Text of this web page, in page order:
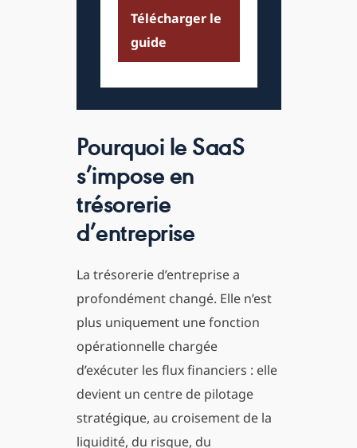
Télécharger le
guide
Pourquoi le SaaS
s’impose en
trésorerie
d’entreprise
La trésorerie d’entreprise a
profondément changé. Elle n’est
plus uniquement une fonction
opérationnelle chargée
d’exécuter les flux financiers : elle
devient un centre de pilotage
stratégique, au croisement de la
liquidité, du risque, du